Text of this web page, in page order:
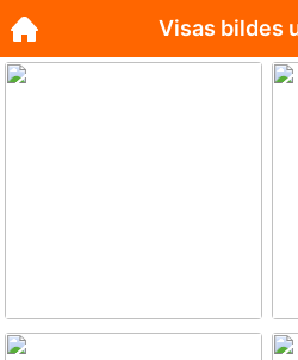
Visas bildes